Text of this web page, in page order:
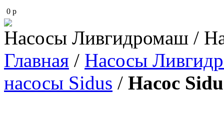
0 p
Насосы Ливгидромаш /
Главная / Насосы
насосы Sidus / Насос